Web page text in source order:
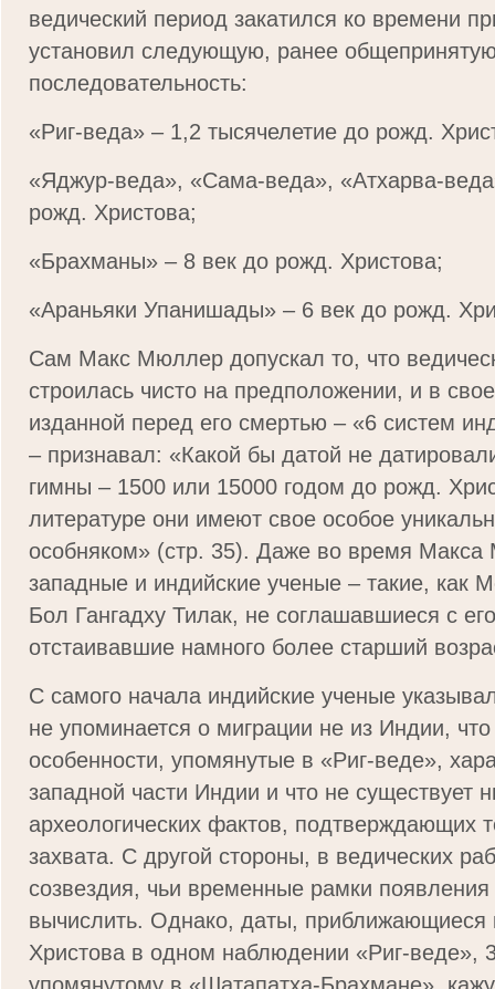
ведический период закатился ко времени
установил следующую, ранее
последовательность:
«Риг-веда» – 1,2 тысячелетие до рожд.
«Яджур-веда», «Сама-веда», «Атхарва-
рожд. Христова;
«Брахманы» – 8 век до рожд. Христова;
«Араньяки Упанишады» – 6 век до рожд.
Сам Макс Мюллер допускал то, что
строилась чисто на предположении, и в
изданной перед его смертью – «6 систем
– признавал: «Какой бы датой не
гимны – 1500 или 15000 годом до рожд.
литературе они имеют свое особое
особняком» (стр. 35). Даже во время
западные и индийские ученые – такие, как
Бол Гангадху Тилак, не соглашавшиеся с
отстаивавшие намного более старший
С самого начала индийские ученые
не упоминается о миграции не из Индии, что
особенности, упомянутые в «Риг-веде»,
западной части Индии и что не существует
археологических фактов, подтверждающих
захвата. С другой стороны, в ведических
созвездия, чьи временные рамки
вычислить. Однако, даты, приближающиеся
Христова в одном наблюдении «Риг-веде»,